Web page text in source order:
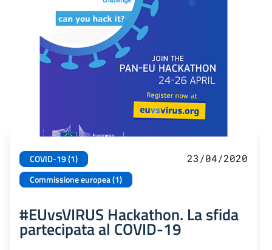
COVID-19 (1)
Commissione europea (1)
23/04/2020
#EUvsVIRUS Hackathon. La sfida
partecipata al COVID-19